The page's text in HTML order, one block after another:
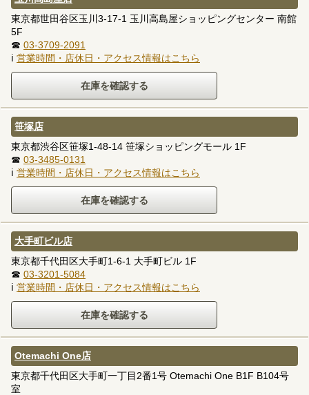
東京都世田谷区玉川3-17-1 玉川高島屋ショッピングセンター 南館
5F
☎ 03-3709-2091
ℹ 営業時間・店休日・アクセス情報はこちら
笹塚店
東京都渋谷区笹塚1-48-14 笹塚ショッピングモール 1F
☎ 03-3485-0131
ℹ 営業時間・店休日・アクセス情報はこちら
大手町ビル店
東京都千代田区大手町1-6-1 大手町ビル 1F
☎ 03-3201-5084
ℹ 営業時間・店休日・アクセス情報はこちら
Otemachi One店
東京都千代田区大手町一丁目2番1号 Otemachi One B1F B104号
室